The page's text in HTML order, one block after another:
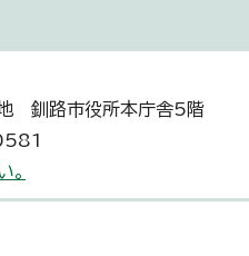
釧路市役所本庁舎5階
。